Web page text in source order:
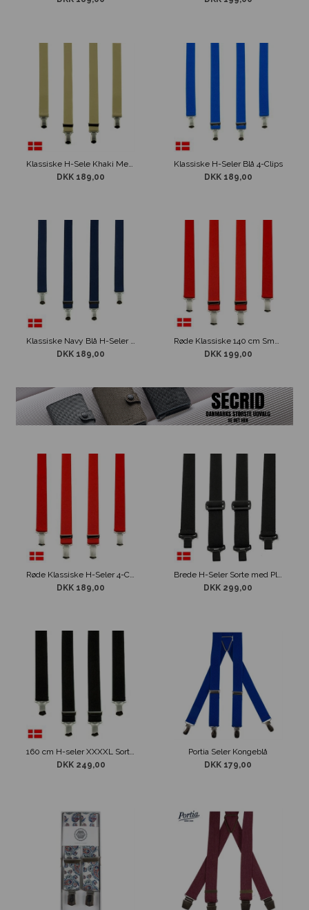
DKK 189,00
Klassiske H-Seler Blå 4-Clips
DKK 189,00
Klassiske Navy Blå H-Seler Med 4 Clips
DKK 189,00
Røde Klassiske 140 cm Smalle H-Seler 4-Clips
DKK 199,00
DKK 189,00
DKK 299,00
160 cm H-seler XXXXL Sorte Klassiske Brede 4-Clips
DKK 249,00
Portia Seler Kongeblå
DKK 179,00